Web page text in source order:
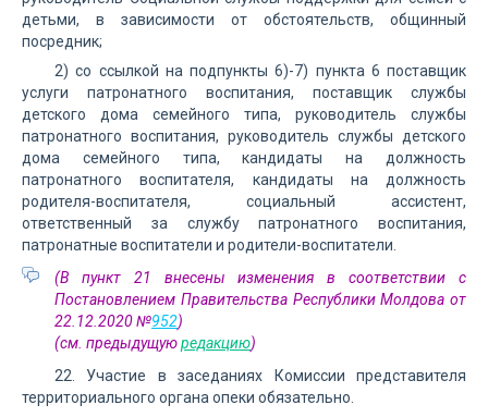
детьми, в зависимости от обстоятельств, общинный
посредник;
2) со ссылкой на подпункты 6)-7) пункта 6 поставщик
услуги патронатного воспитания, поставщик службы
детского дома семейного типа, руководитель службы
патронатного воспитания, руководитель службы детского
дома семейного типа, кандидаты на должность
патронатного воспитателя, кандидаты на должность
родителя-воспитателя, социальный ассистент,
ответственный за службу патронатного воспитания,
патронатные воспитатели и родители-воспитатели.
(В пункт 21 внесены изменения в соответствии с
Постановлением Правительства Республики Молдова от
22.12.2020 №952)
(см. предыдущуюредакцию)
22. Участие в заседаниях Комиссии представителя
территориального органа опеки обязательно.